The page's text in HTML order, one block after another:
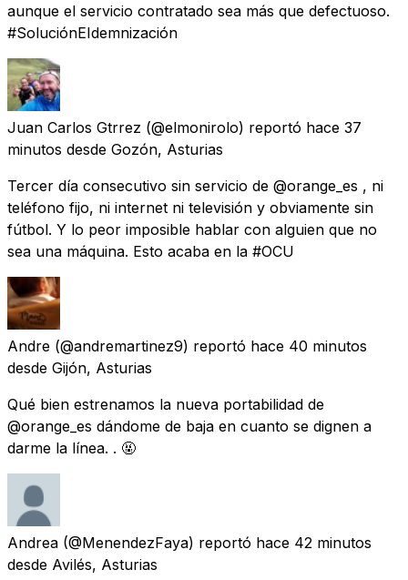
aunque el servicio contratado sea más que defectuoso.
#SoluciónEIdemnización
Juan Carlos Gtrrez (@elmonirolo) reportó hace 37
minutos desde Gozón, Asturias
Tercer día consecutivo sin servicio de @orange_es , ni
teléfono fijo, ni internet ni televisión y obviamente sin
fútbol. Y lo peor imposible hablar con alguien que no
sea una máquina. Esto acaba en la #OCU
Andre (@andremartinez9) reportó hace 40 minutos
desde Gijón, Asturias
Qué bien estrenamos la nueva portabilidad de
@orange_es dándome de baja en cuanto se dignen a
darme la línea. . 🤬
Andrea (@MenendezFaya) reportó hace 42 minutos
desde Avilés, Asturias